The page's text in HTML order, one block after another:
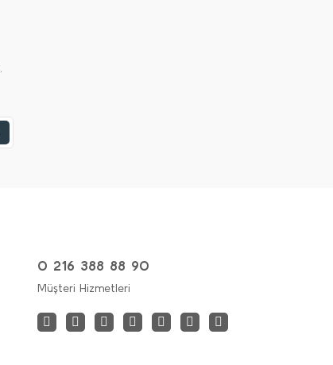
0 216 388 88 90
Müşteri Hizmetleri